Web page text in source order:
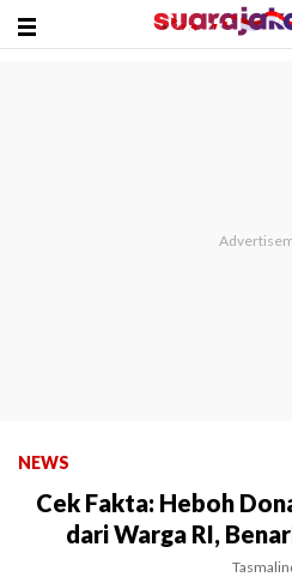
NEWS
Cek Fakta: Heboh
dari Warga RI,